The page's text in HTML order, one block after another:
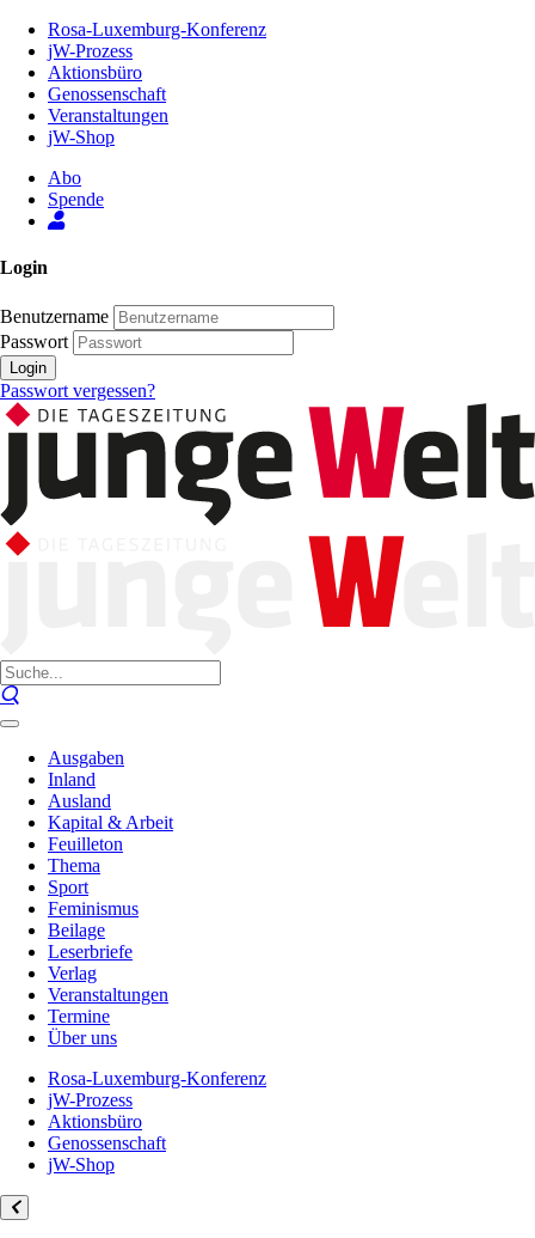
Inhalt
Seite
Rosa-Luxemburg-Konferenz
jW-Prozess
Aktionsbüro
Genossenschaft
Veranstaltungen
jW-Shop
Abo
Spende
Login
Benutzername
Passwort
Login
Passwort vergessen?
Ausgaben
Inland
Ausland
Kapital & Arbeit
Feuilleton
Thema
Sport
Feminismus
Beilage
Leserbriefe
Verlag
Veranstaltungen
Termine
Über uns
Rosa-Luxemburg-Konferenz
jW-Prozess
Aktionsbüro
Genossenschaft
jW-Shop